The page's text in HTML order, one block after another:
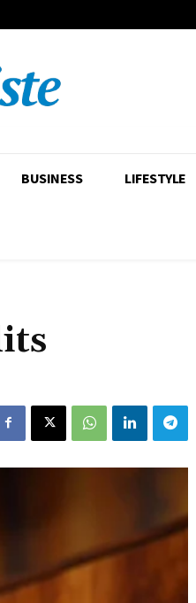
BUSINESS LIFESTYLE